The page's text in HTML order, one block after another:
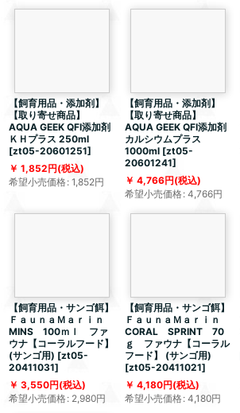
【飼育用品・添加剤】
【取り寄せ商品】
AQUA GEEK QFI添加剤
ＫＨプラス 250ml
[zt05-20601251]
1,852円(税込)
希望小売価格: 1,852円
【飼育用品・添加剤】
【取り寄せ商品】
AQUA GEEK QFI添加剤
カルシウムプラス
1000ml [zt05-
20601241]
4,766円(税込)
希望小売価格: 4,766円
【飼育用品・サンゴ餌】
ＦａｕｎａＭａｒｉｎ
MINS 100ｍｌ ファ
ウナ【コーラルフード】
(サンゴ用) [zt05-
20411031]
3,550円(税込)
希望小売価格: 2,980円
【飼育用品・サンゴ餌】
ＦａｕｎａＭａｒｉｎ
CORAL SPRINT 70
ｇ ファウナ【コーラル
フード】 (サンゴ用)
[zt05-20411021]
4,180円(税込)
希望小売価格: 4,180円